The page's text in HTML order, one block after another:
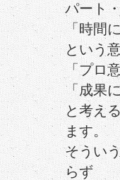
パート
「時間
という
「プロ
「成果
と考え
ます。
そうい
らず